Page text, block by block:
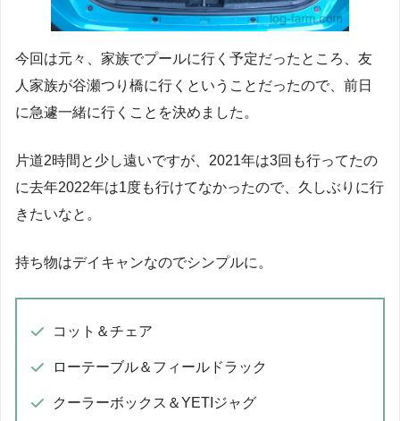
今回は元々、家族でプールに行く予定だったところ、友
人家族が谷瀬つり橋に行くということだったので、前日
に急遽一緒に行くことを決めました。
片道2時間と少し遠いですが、2021年は3回も行ってたの
に去年2022年は1度も行けてなかったので、久しぶりに行
きたいなと。
持ち物はデイキャンなのでシンプルに。
コット＆チェア
ローテーブル＆フィールドラック
クーラーボックス＆YETIジャグ